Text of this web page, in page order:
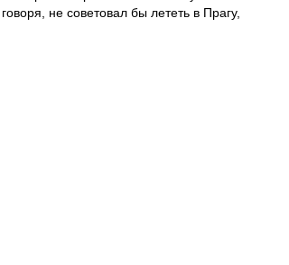
говоря, не советовал бы лететь в Прагу,